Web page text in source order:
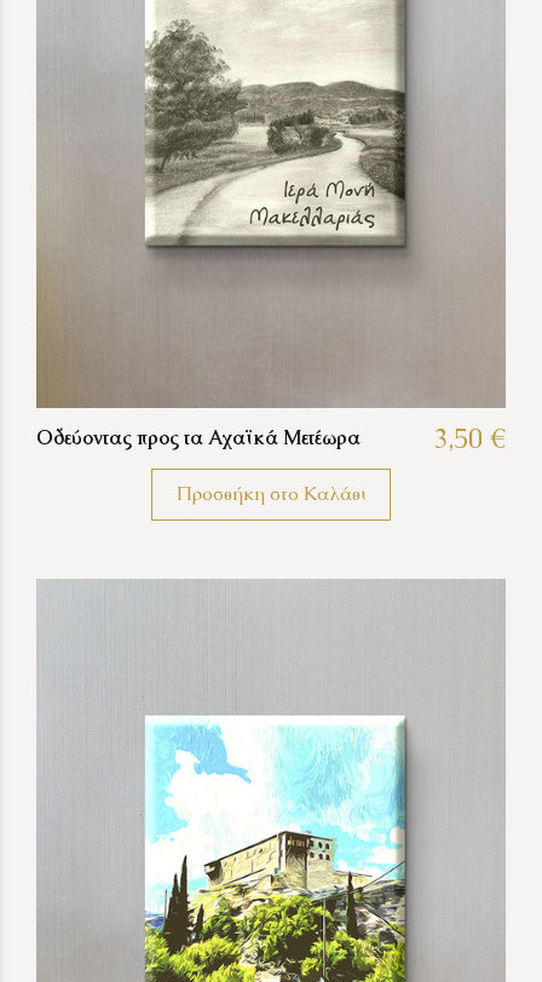
Οδεύοντας προς τα Αχαϊκά Μετέωρα 3,50 €
Προσθήκη στο Καλάθι